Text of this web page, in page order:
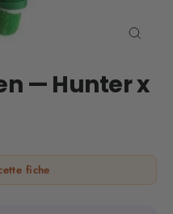
— Hunter x
fiche